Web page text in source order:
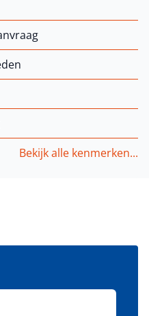
Bekijk alle kenmerken...